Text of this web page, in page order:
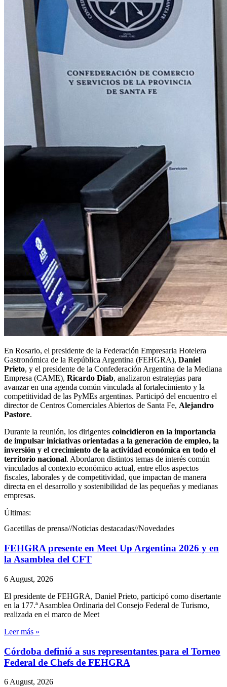
En Rosario, el presidente de la Federación Empresaria Hotelera
Gastronómica de la República Argentina (FEHGRA), Daniel
Prieto, y el presidente de la Confederación Argentina de la Mediana
Empresa (CAME), Ricardo Diab, analizaron estrategias para
avanzar en una agenda común vinculada al fortalecimiento y la
competitividad de las PyMEs argentinas. Participó del encuentro el
director de Centros Comerciales Abiertos de Santa Fe, Alejandro
Pastore.
Durante la reunión, los dirigentes coincidieron en la importancia
de impulsar iniciativas orientadas a la generación de empleo, la
inversión y el crecimiento de la actividad económica en todo el
territorio nacional. Abordaron distintos temas de interés común
vinculados al contexto económico actual, entre ellos aspectos
fiscales, laborales y de competitividad, que impactan de manera
directa en el desarrollo y sostenibilidad de las pequeñas y medianas
empresas.
Últimas:
Gacetillas de prensa//Noticias destacadas//Novedades
FEHGRA presente en Meet Up Argentina 2026 y en
la Asamblea del CFT
6 August, 2026
El presidente de FEHGRA, Daniel Prieto, participó como disertante
en la 177.ª Asamblea Ordinaria del Consejo Federal de Turismo,
realizada en el marco de Meet
Leer más »
Córdoba definió a sus representantes para el Torneo
Federal de Chefs de FEHGRA
6 August, 2026